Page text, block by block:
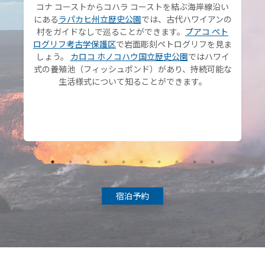
コナ コーストからコハラ コーストを結ぶ海岸線沿い
にあるラパカヒ州立歴史公園では、古代ハワイアンの
村をガイドなしで巡ることができます。 プアコ ペト
ログリフ考古学保護区で岩面彫刻ペトログリフを見ま
しょう。 カロコ ホノコハウ国立歴史公園ではハワイ
式の養殖池（フィッシュポンド）があり、持続可能な
生活様式について知ることができます。
宿泊予約